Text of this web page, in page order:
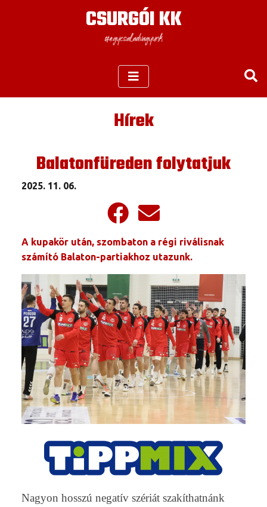
CSURGÓI KK
Hírek
Balatonfüreden folytatjuk
2025. 11. 06.
A kupakör után, szombaton a régi riválisnak
számító Balaton-partiakhoz utazunk.
Nagyon hosszú negatív szériát szakíthatnánk